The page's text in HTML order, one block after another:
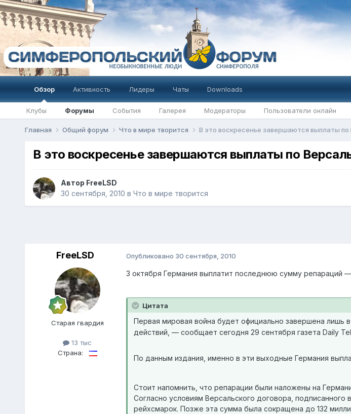
Обзор
Клубы Форумы События Галерея Модераторы Пользователи онлайн
Активность Лидеры Чаты Downloads
Главная Общий форум Что в мире творится В это воскресенье завершаются выплаты по
В это воскресенье завершаются выплаты по
Автор FreeLSD
30 сентября, 2010 в Что в мире творится
FreeLSD
Старая гвардия
13 тыс
Страна:
Опубликовано 30 сентября, 2010
3 октября Германия выплатит последнюю сумму репараций
Цитата
Первая мировая война будет официально завершена лишь
действий, — сообщает сегодня 29 сентября газета Daily
По данным издания, именно в эти выходные Германия
Стоит напомнить, что репарации были наложены на
Согласно условиям Версальского договора,
рейхсмарок. Позже эта сумма была сокращена до 132